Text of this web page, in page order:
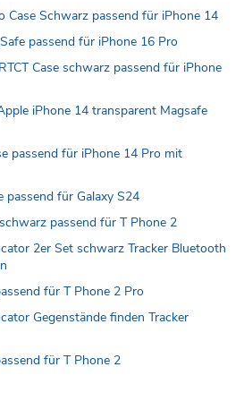
Case Schwarz passend für iPhone 14
passend für iPhone 16 Pro
Case schwarz passend für iPhone
iPhone 14 transparent Magsafe
passend für iPhone 14 Pro mit
passend für Galaxy S24
passend für T Phone 2
2er Set schwarz Tracker Bluetooth
für T Phone 2 Pro
Gegenstände finden Tracker
für T Phone 2